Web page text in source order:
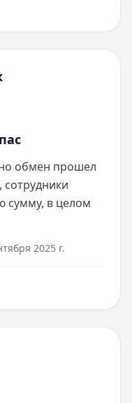
обмен прошел
сумму, в целом
2025 г.